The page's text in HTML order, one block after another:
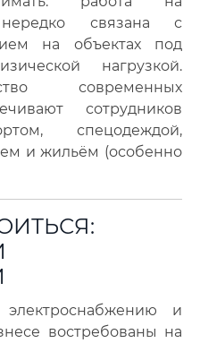
нередко связана с
на объектах под
нагрузкой.
современных
сотрудников
спецодеждой,
и жильём (особенно
и
востребованы на